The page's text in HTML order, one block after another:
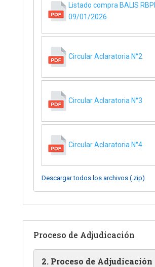
Listado compra BALIS
09/01/2026
Circular Aclaratoria N°2
Circular Aclaratoria N°3
Circular Aclaratoria N°4
Descargar todos los archivos (.zip)
Proceso de Adjudicación
2. Proceso de Adjudicación